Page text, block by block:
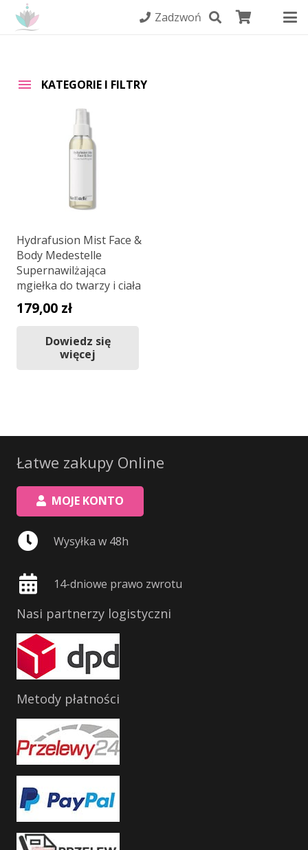
Zadzwoń
KATEGORIE I FILTRY
Hydrafusion Mist Face &
Body Medestelle
Supernawilżająca
mgiełka do twarzy i ciała
179,00 zł
Dowiedz się
więcej
Łatwe zakupy Online
MOJE KONTO
Wysyłka w 48h
14-dniowe prawo zwrotu
Nasi partnerzy logistyczni
Metody płatności